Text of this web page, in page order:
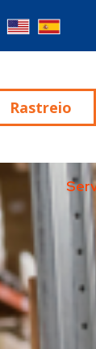
Rastreio